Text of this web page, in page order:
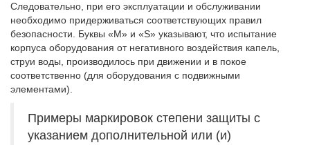
Следовательно, при его эксплуатации и обслуживании
необходимо придерживаться соответствующих правил
безопасности. Буквы «M» и «S» указывают, что испытание
корпуса оборудования от негативного воздействия капель,
струи воды, производилось при движении и в покое
соответственно (для оборудования с подвижными
элементами).
Примеры маркировок степени защиты c
указанием дополнительной или (и)